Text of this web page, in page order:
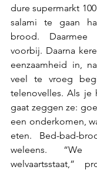
dure supermarkt
salami te gaan
brood.
voorbij. Daarna
eenzaamheid in,
veel te vroeg
telenovelles. Als je
gaat zeggen ze:
een onderkomen,
eten. Bed-bad-
weleens.
welvaartsstaat,”